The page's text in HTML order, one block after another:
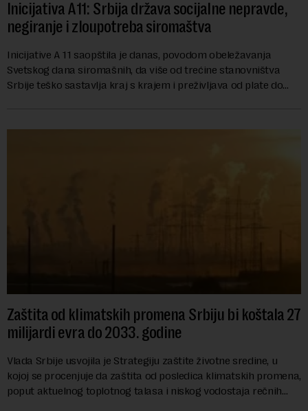
Inicijativa A11: Srbija država socijalne nepravde,
negiranje i zloupotreba siromaštva
Inicijative A 11 saopštila je danas, povodom obeležavanja
Svetskog dana siromašnih, da više od trećine stanovništva
Srbije teško sastavlja kraj s krajem i preživljava od plate do
Zaštita od klimatskih promena Srbiju bi koštala 27
milijardi evra do 2033. godine
Vlada Srbije usvojila je Strategiju zaštite životne sredine, u
kojoj se procenjuje da zaštita od posledica klimatskih promena,
poput aktuelnog toplotnog talasa i niskog vodostaja rečnih